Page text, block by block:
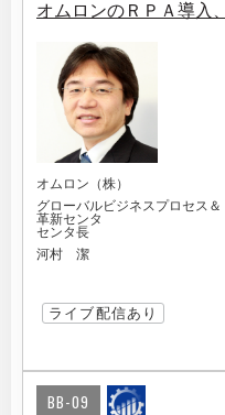
オムロンのＲＰＡ導入
オムロン（株）
グローバルビジネスプロセス
革新センタ
センタ長
河村 潔
ライブ配信あり
BB-09